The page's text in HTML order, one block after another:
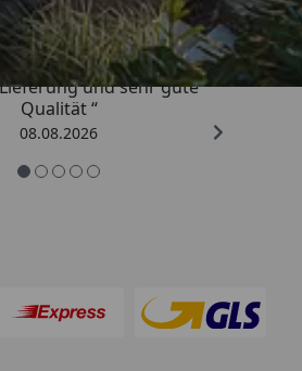
4,81/ 5
und sehr gute
Qualität “
08.08.2026